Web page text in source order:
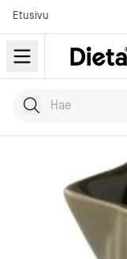
Etusivu
Hae tuotteita
Kirjoita hakusana...